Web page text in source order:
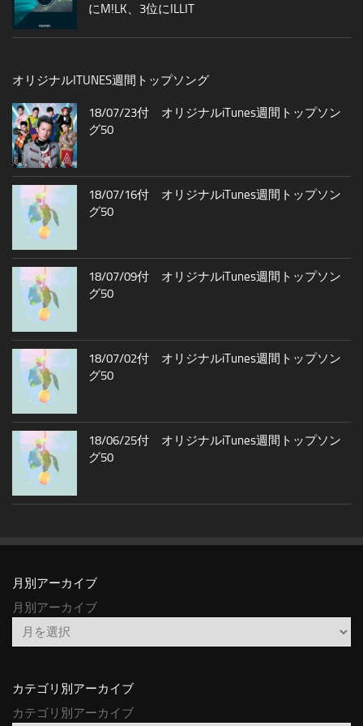
にM!LK、3位にILLIT
オリジナルITUNES週間トップソング
18/07/23付 オリジナルiTunes週間トップソン
グ50
18/07/16付 オリジナルiTunes週間トップソン
グ50
18/07/09付 オリジナルiTunes週間トップソン
グ50
18/07/02付 オリジナルiTunes週間トップソン
グ50
18/06/25付 オリジナルiTunes週間トップソン
グ50
月別アーカイブ
月別アーカイブ
カテゴリ別アーカイブ
カテゴリ別アーカイブ